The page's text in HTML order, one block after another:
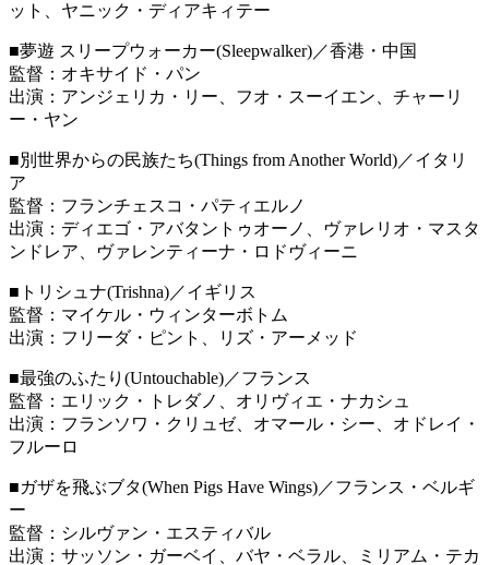
ット、ヤニック・ディアキィテー
■夢遊 スリープウォーカー(Sleepwalker)／香港・中国
監督：オキサイド・パン
出演：アンジェリカ・リー、フオ・スーイエン、チャーリ
ー・ヤン
■別世界からの民族たち(Things from Another World)／イタリ
ア
監督：フランチェスコ・パティエルノ
出演：ディエゴ・アバタントゥオーノ、ヴァレリオ・マスタ
ンドレア、ヴァレンティーナ・ロドヴィーニ
■トリシュナ(Trishna)／イギリス
監督：マイケル・ウィンターボトム
出演：フリーダ・ピント、リズ・アーメッド
■最強のふたり(Untouchable)／フランス
監督：エリック・トレダノ、オリヴィエ・ナカシュ
出演：フランソワ・クリュゼ、オマール・シー、オドレイ・
フルーロ
■ガザを飛ぶブタ(When Pigs Have Wings)／フランス・ベルギ
ー
監督：シルヴァン・エスティバル
出演：サッソン・ガーベイ、バヤ・ベラル、ミリアム・テカ